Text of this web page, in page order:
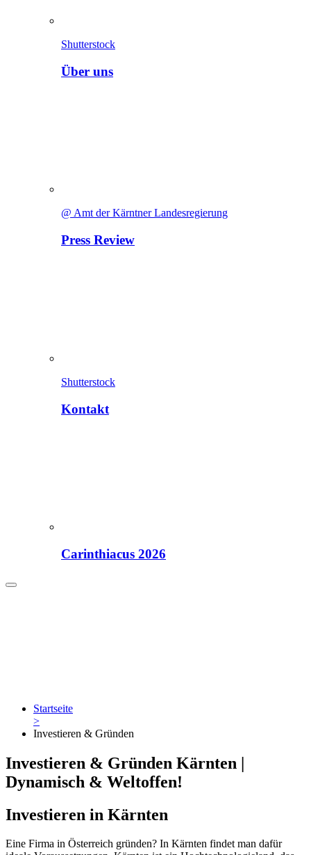
Shutterstock
Über uns
@ Amt der Kärntner Landesregierung
Press Review
Shutterstock
Kontakt
Carinthiacus 2026
Startseite
>
Investieren & Gründen
Investieren & Gründen Kärnten |
Dynamisch & Weltoffen!
Investieren in Kärnten
Eine Firma in Österreich gründen? In Kärnten findet man dafür